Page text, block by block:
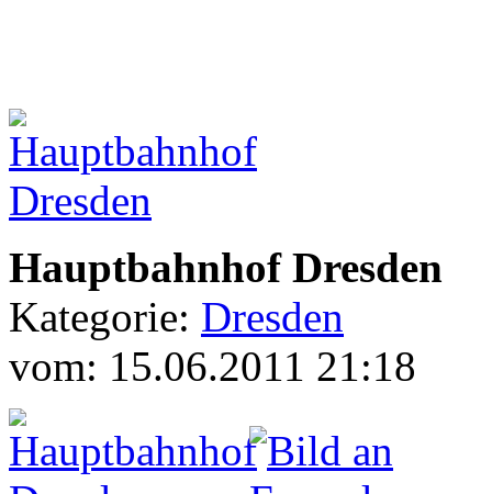
Hauptbahnhof Dresden
Kategorie: Dresden
vom: 15.06.2011 21:18